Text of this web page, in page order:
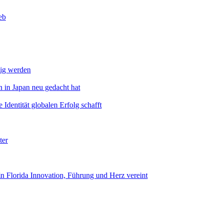
werden
Japan neu gedacht hat
Identität globalen Erfolg schafft
Florida Innovation, Führung und Herz vereint